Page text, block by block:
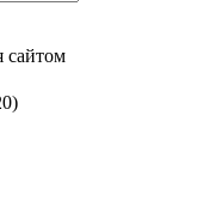
сайтом
)